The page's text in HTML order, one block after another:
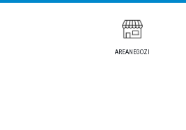
AREANEGOZI